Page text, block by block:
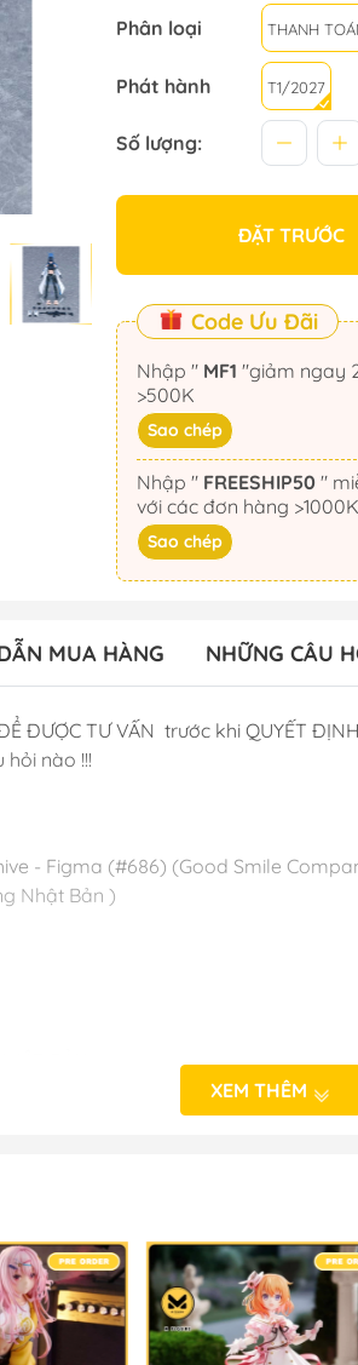
Phân loại THANH
Phát hành T1/2027
Số lượng:
ĐẶT TRƯỚC
Code Ưu Đãi
Nhập " MF1
>500K
Sao chép
Nhập " FREESHIP50" miễn phí vận chuyển đối
với các đơn hàng
Sao chép
MUA HÀNG NHỮNG CÂU
ĐƯỢC TƯ VẤN trước khi QUYẾT
hỏi nào !!!
- Figma (#686) (Good Smile
Nhật Bản )
#anime_figure #figure
XEM THÊM